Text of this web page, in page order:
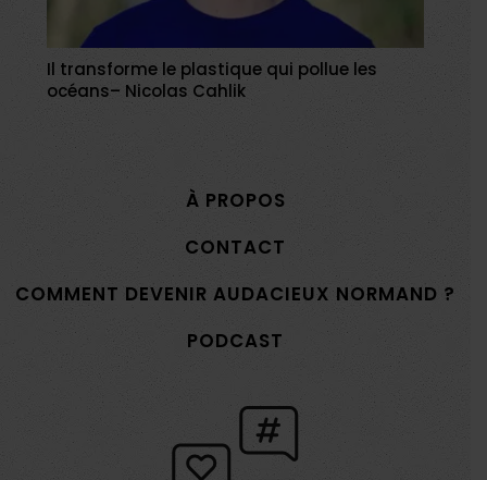
Il transforme le plastique qui pollue les
océans– Nicolas Cahlik
À PROPOS
CONTACT
COMMENT DEVENIR AUDACIEUX NORMAND ?
PODCAST